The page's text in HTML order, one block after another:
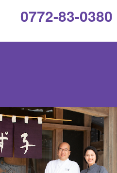
0772-83-0380